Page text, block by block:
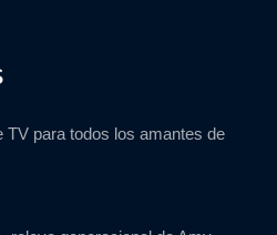
TV para todos los amantes de